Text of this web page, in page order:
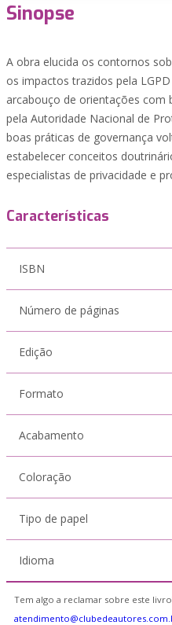
Sinopse
A obra elucida os contornos
os impactos trazidos pela
arcabouço de orientações com
pela Autoridade Nacional de
boas práticas de governança
estabelecer conceitos
especialistas de privacidade e
Características
ISBN
Número de páginas
Edição
Formato
Acabamento
Coloração
Tipo de papel
Idioma
Tem algo a reclamar sobre este